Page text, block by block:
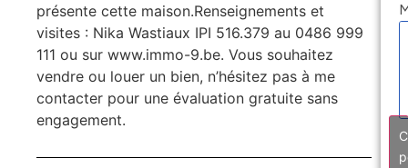
présente cette maison.Renseignements et
visites : Nika Wastiaux IPI 516.379 au 0486 999
111 ou sur www.immo-9.be. Vous souhaitez
vendre ou louer un bien, n’hésitez pas à me
contacter pour une évaluation gratuite sans
engagement.